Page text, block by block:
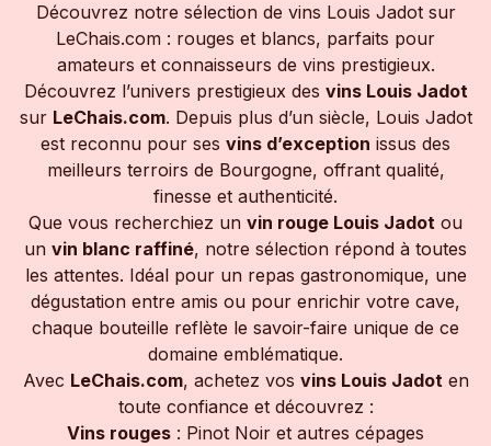
Découvrez notre sélection de vins Louis Jadot sur
LeChais.com : rouges et blancs, parfaits pour
amateurs et connaisseurs de vins prestigieux.
Découvrez l’univers prestigieux des vins Louis Jadot
sur LeChais.com. Depuis plus d’un siècle, Louis Jadot
est reconnu pour ses vins d’exception issus des
meilleurs terroirs de Bourgogne, offrant qualité,
finesse et authenticité.
Que vous recherchiez un vin rouge Louis Jadot ou
un vin blanc raffiné, notre sélection répond à toutes
les attentes. Idéal pour un repas gastronomique, une
dégustation entre amis ou pour enrichir votre cave,
chaque bouteille reflète le savoir-faire unique de ce
domaine emblématique.
Avec LeChais.com, achetez vos vins Louis Jadoten
toute confiance et découvrez :
Vins rouges : Pinot Noir et autres cépages